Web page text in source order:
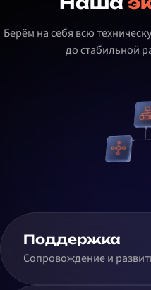
Берём на себя всю
до стабильной
Поддержка
Сопровождение и